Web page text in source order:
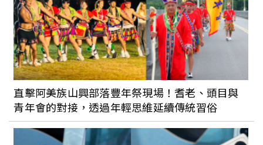
余文樂愛店「ABG COFFEE」×「餵我早
餐」推聯名餐點！超療癒莓果醬手撕雞、
貓王三明治必吃
台中奢華「廣式片鴨」：李方艾美酒店經
典粵菜「樂美中餐廳」5道必點料理推薦
直擊阿美族山興部落豐年祭現場！耆老、頭目與
青年會的對接，透過年輕思維延續傳統習俗